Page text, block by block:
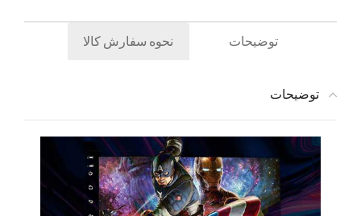
توضیحات نحوه سفارش کالا
توضیحات